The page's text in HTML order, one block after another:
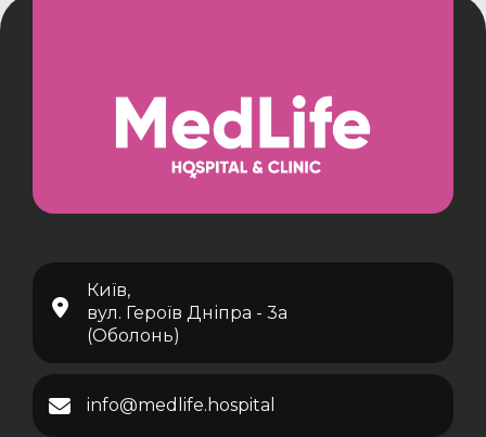
Київ,
вул. Героїв Дніпра - 3а
(Оболонь)
info@medlife.hospital